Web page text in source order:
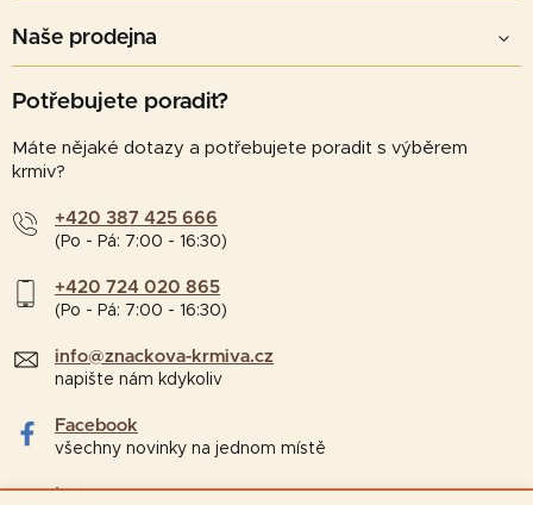
Naše prodejna
Potřebujete poradit?
Máte nějaké dotazy a potřebujete poradit s výběrem
krmiv?
+420 387 425 666
(Po - Pá: 7:00 - 16:30)
+420 724 020 865
(Po - Pá: 7:00 - 16:30)
info@znackova-krmiva.cz
napište nám kdykoliv
Facebook
všechny novinky na jednom místě
Instagram